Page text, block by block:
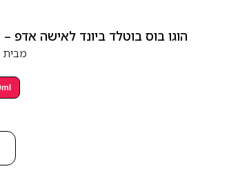
הוגו בוס בוטלד ביונד לאישה אדפ – Hugo Boss Bottled Beyond for Women EDP
מבית
100ml